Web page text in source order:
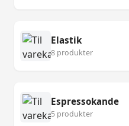
Elastik
8 produkter
Espressokande
5 produkter